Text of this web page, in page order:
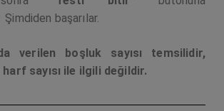
başarılar.
verilen boşluk sayısı temsilidir,
harf sayısı ile ilgili değildir.